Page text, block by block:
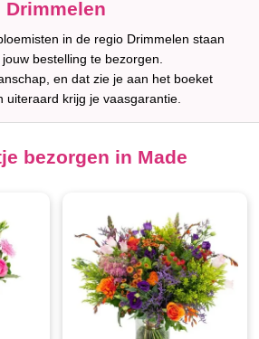
Drimmelen
in de regio Drimmelen staan
bestelling te bezorgen.
en dat zie je aan het boeket
uiteraard krijg je vaasgarantie.
bezorgen in Made